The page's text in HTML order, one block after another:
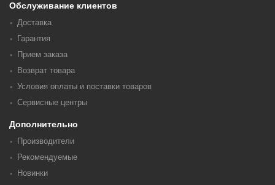
Обслуживание клиентов
Доставка
Гарантия
Прием заказа
Возврат товара
Условия оплаты и поставки товаров
Сервисные центры
Дополнительно
Производители
Рекомендуемые
Новинки